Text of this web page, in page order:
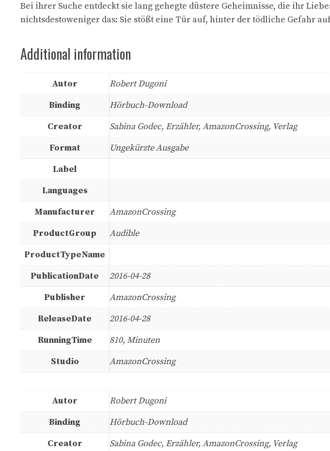
Bei ihrer Suche entdeckt sie lang gehegte düstere Geheimnisse, die ihr
nichtsdestoweniger das: Sie stößt eine Tür auf, hinter der tödliche Gefahr
Additional information
Autor
Robert Dugoni
Binding
Hörbuch-Download
Creator
Sabina Godec, Erzähler, AmazonCrossing, Verlag
Format
Ungekürzte Ausgabe
Label
Languages
Manufacturer
AmazonCrossing
ProductGroup
Audible
ProductTypeName
PublicationDate
2016-04-28
Publisher
AmazonCrossing
ReleaseDate
2016-04-28
RunningTime
810, Minuten
Studio
AmazonCrossing
Autor
Robert Dugoni
Binding
Hörbuch-Download
Creator
Sabina Godec, Erzähler, AmazonCrossing, Verlag